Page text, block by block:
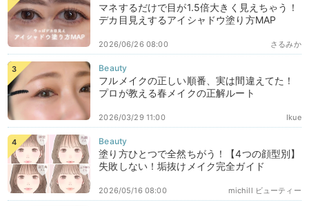
マネするだけで目が1.5倍大きく見えちゃう！
デカ目見えするアイシャドウ塗り方MAP
さるみか
2026/06/26 08:00
フルメイクの正しい順番、実は間違えてた！
プロが教える春メイクの正解ルート
Ikue
2026/03/29 11:00
塗り方ひとつで全然ちがう！【4つの顔型別】
失敗しない！垢抜けメイク完全ガイド
michill ビューティー
2026/05/16 08:00